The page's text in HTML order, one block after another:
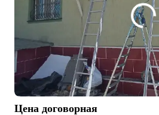
Цена договорная